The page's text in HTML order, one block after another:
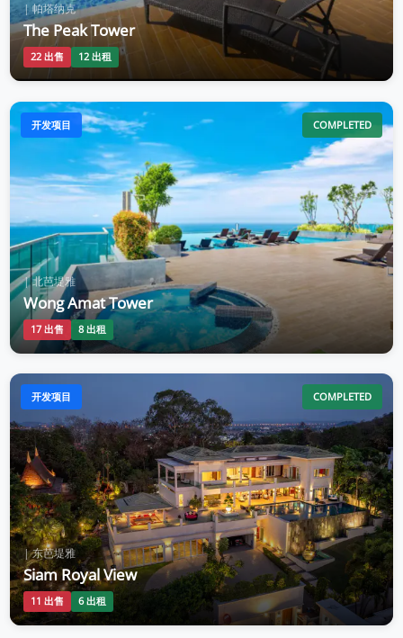
| 帕塔纳克
The Peak Tower
22 出售 12 出租
开发项目 COMPLETED
| 北芭堤雅
Wong Amat Tower
17 出售 8 出租
开发项目 COMPLETED
| 东芭堤雅
Siam Royal View
11 出售 6 出租